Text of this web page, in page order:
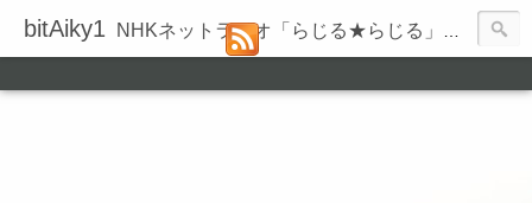
bitAiky1 NHKネットラジオ「らじる★らじる」の録音履歴